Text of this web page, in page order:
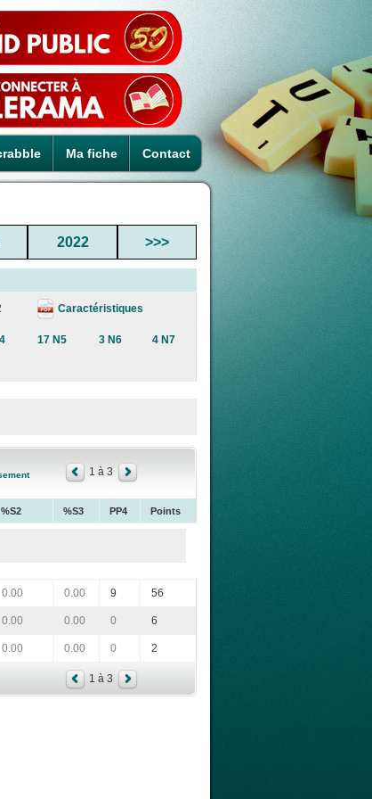
Ma fiche Contact
2022 >>>
Caractéristiques
17 N5 3 N6 4 N7
1 à 3
%S2 %S3 PP4 Points
0.00 0.00 9 56
0.00 0.00 0 6
0.00 0.00 0 2
1 à 3